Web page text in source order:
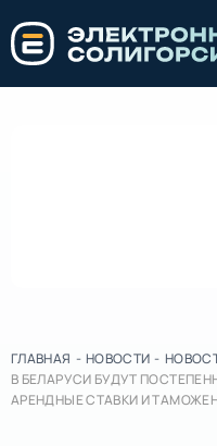
ГЛАВНАЯ - НОВОСТИ -
В БЕЛАРУСИ БУДУТ
АРЕНДНЫЕ СТАВКИ И